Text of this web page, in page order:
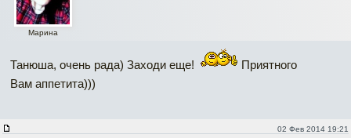
Марина
Танюша, очень рада) Заходи еще!
Приятного
Вам аппетита)))
02 Фев 2014 19:21